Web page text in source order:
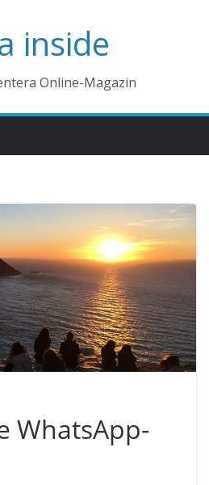
inside
Online-Magazin
WhatsApp-